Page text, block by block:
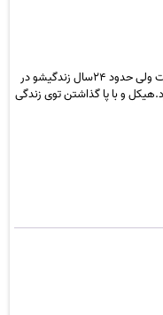
لیلیوم ،پورن استار فرانسوی ای که زاده ی ایران است ولی حدود ۲۴سال زندگیشو در
و با پا گذاشتن توی زندگی